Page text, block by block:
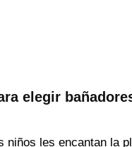
elegir
niños les encantan la